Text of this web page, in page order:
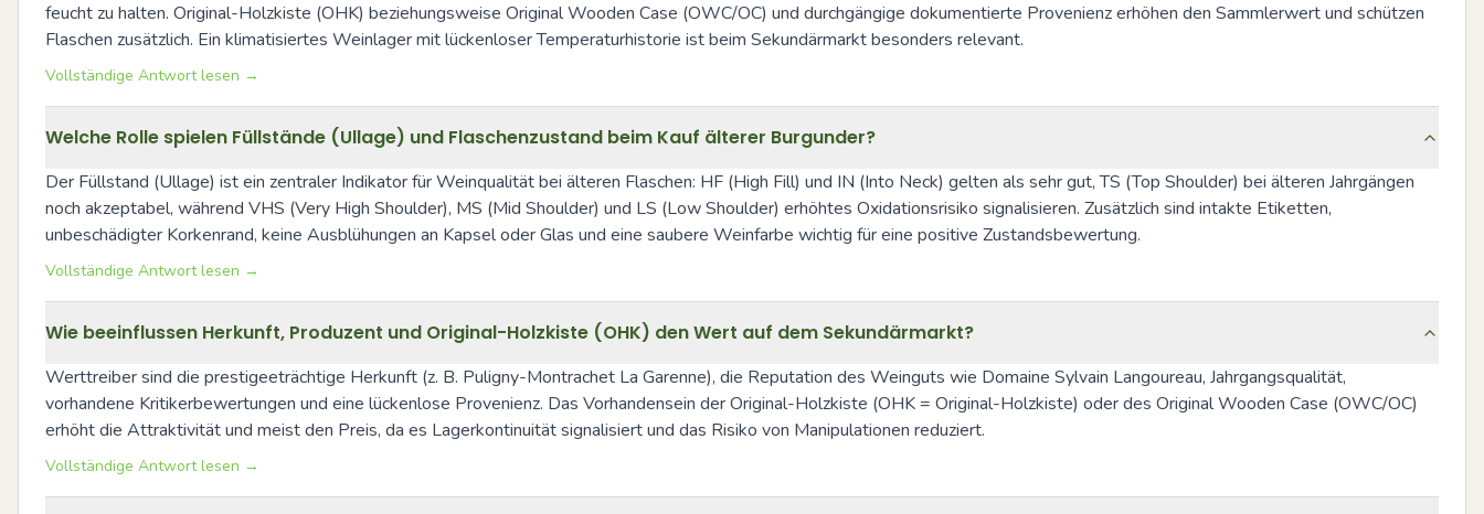
feucht zu halten. Original-Holzkiste (OHK) beziehungsweise Original Wooden Case (OWC/OC) und durchgängige dokumentierte Provenienz erhöhen den Sammlerwert und schützen
Flaschen zusätzlich. Ein klimatisiertes Weinlager mit lückenloser Temperaturhistorie ist beim Sekundärmarkt besonders relevant.
Vollständige Antwort lesen →
Welche Rolle spielen Füllstände (Ullage) und Flaschenzustand beim Kauf älterer Burgunder?
Der Füllstand (Ullage) ist ein zentraler Indikator für Weinqualität bei älteren Flaschen: HF (High Fill) und IN (Into Neck) gelten als sehr gut, TS (Top Shoulder) bei älteren Jahrgängen
noch akzeptabel, während VHS (Very High Shoulder), MS (Mid Shoulder) und LS (Low Shoulder) erhöhtes Oxidationsrisiko signalisieren. Zusätzlich sind intakte Etiketten,
unbeschädigter Korkenrand, keine Ausblühungen an Kapsel oder Glas und eine saubere Weinfarbe wichtig für eine positive Zustandsbewertung.
Vollständige Antwort lesen →
Wie beeinflussen Herkunft, Produzent und Original-Holzkiste (OHK) den Wert auf dem Sekundärmarkt?
Werttreiber sind die prestigeeträchtige Herkunft (z. B. Puligny-Montrachet La Garenne), die Reputation des Weinguts wie Domaine Sylvain Langoureau, Jahrgangsqualität,
vorhandene Kritikerbewertungen und eine lückenlose Provenienz. Das Vorhandensein der Original-Holzkiste (OHK = Original-Holzkiste) oder des Original Wooden Case (OWC/OC)
erhöht die Attraktivität und meist den Preis, da es Lagerkontinuität signalisiert und das Risiko von Manipulationen reduziert.
Vollständige Antwort lesen →